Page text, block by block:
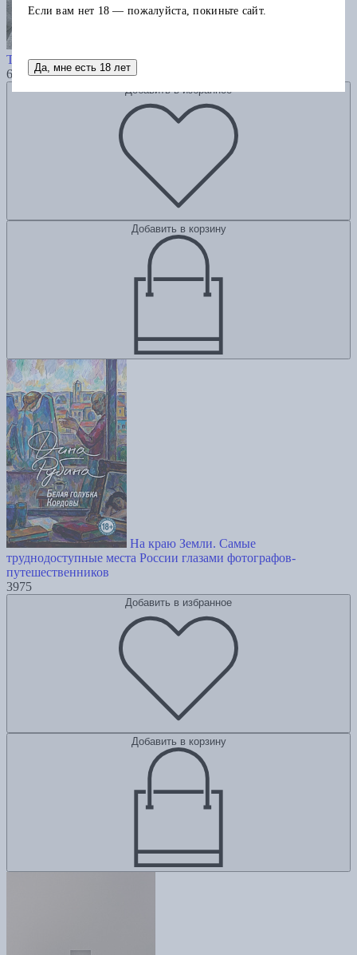
Тарасов А.
6000
Добавить в избранное
Добавить в корзину
На краю Земли. Самые
труднодоступные места России глазами фотографов-
путешественников
3975
Добавить в избранное
Добавить в корзину
Если вам нет 18 — пожалуйста, покиньте сайт.
Да, мне есть 18 лет